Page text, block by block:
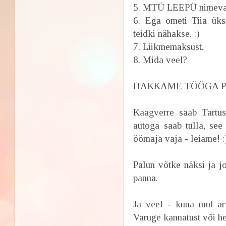
5. MTÜ LEEPÜ
6. Ega ometi Tiia
teidki nähakse. :)
7. Liikmemaksust.
8. Mida veel?
HAKKAME TÖÖGA
Kaagverre saab
autoga saab tulla,
öömaja vaja - leiame!
Palun võtke näksi ja
panna.
Ja veel - kuna mul
Varuge kannatust või